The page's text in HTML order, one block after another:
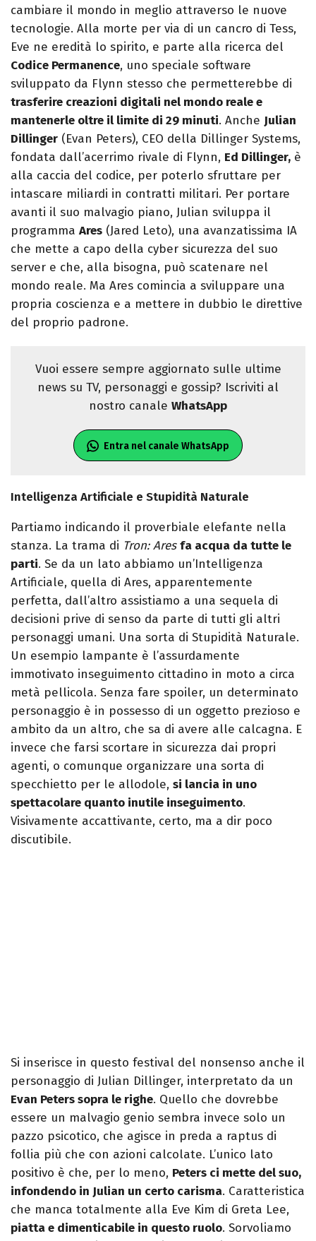
cambiare il mondo in meglio attraverso le nuove
tecnologie. Alla morte per via di un cancro di Tess,
Eve ne eredità lo spirito, e parte alla ricerca del
Codice Permanence, uno speciale software
sviluppato da Flynn stesso che permetterebbe di
trasferire creazioni digitali nel mondo reale e
mantenerle oltre il limite di 29 minuti. Anche Julian
Dillinger (Evan Peters), CEO della Dillinger Systems,
fondata dall’acerrimo rivale di Flynn, Ed Dillinger, è
alla caccia del codice, per poterlo sfruttare per
intascare miliardi in contratti militari. Per portare
avanti il suo malvagio piano, Julian sviluppa il
programma Ares (Jared Leto), una avanzatissima IA
che mette a capo della cyber sicurezza del suo
server e che, alla bisogna, può scatenare nel
mondo reale. Ma Ares comincia a sviluppare una
propria coscienza e a mettere in dubbio le direttive
del proprio padrone.
Vuoi essere sempre aggiornato sulle ultime
news su TV, personaggi e gossip? Iscriviti al
nostro canale WhatsApp
Entra nel canale WhatsApp
Intelligenza Artificiale e Stupidità Naturale
Partiamo indicando il proverbiale elefante nella
stanza. La trama di Tron: Ares fa acqua da tutte le
parti. Se da un lato abbiamo un’Intelligenza
Artificiale, quella di Ares, apparentemente
perfetta, dall’altro assistiamo a una sequela di
decisioni prive di senso da parte di tutti gli altri
personaggi umani. Una sorta di Stupidità Naturale.
Un esempio lampante è l’assurdamente
immotivato inseguimento cittadino in moto a circa
metà pellicola. Senza fare spoiler, un determinato
personaggio è in possesso di un oggetto prezioso e
ambito da un altro, che sa di avere alle calcagna. E
invece che farsi scortare in sicurezza dai propri
agenti, o comunque organizzare una sorta di
specchietto per le allodole, si lancia in uno
spettacolare quanto inutile inseguimento.
Visivamente accattivante, certo, ma a dir poco
discutibile.
Si inserisce in questo festival del nonsenso anche il
personaggio di Julian Dillinger, interpretato da un
Evan Peters sopra le righe. Quello che dovrebbe
essere un malvagio genio sembra invece solo un
pazzo psicotico, che agisce in preda a raptus di
follia più che con azioni calcolate. L’unico lato
positivo è che, per lo meno, Peters ci mette del suo,
infondendo in Julian un certo carisma. Caratteristica
che manca totalmente alla Eve Kim di Greta Lee,
piatta e dimenticabile in questo ruolo. Sorvoliamo